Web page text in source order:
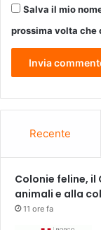
r
d
a
e
Salva il mio
prossima volta che
Recente
Colonie feline,
animali e alla
11 ore fa